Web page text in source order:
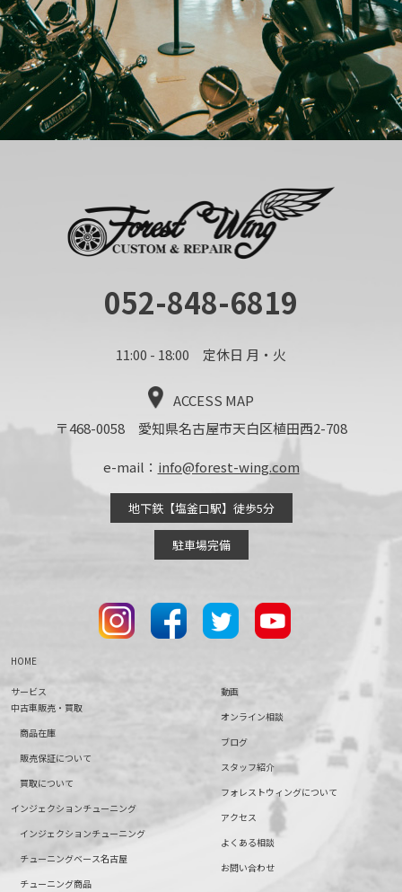
052-848-6819
11:00 - 18:00 定休日 月・火
ACCESS MAP
〒468-0058 愛知県名古屋市天白区植田西2-708
e-mail： info@forest-wing.com
地下鉄【塩釜口駅】徒歩5分
駐車場完備
HOME
サービス
中古車販売・買取
商品在庫
販売保証について
買取について
インジェクションチューニング
インジェクションチューニング
チューニングベース名古屋
チューニング商品
動画
オンライン相談
ブログ
スタッフ紹介
フォレストウィングについて
アクセス
よくある相談
お問い合わせ